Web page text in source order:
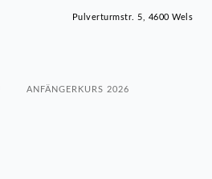
Pulverturmstr. 5, 4600 Wels
ANFÄNGERKURS 2026